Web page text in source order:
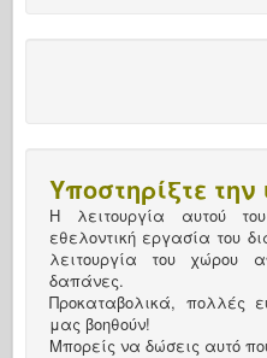
Υποστηρίξτε την
Η λειτουργία αυτού
εθελοντική εργασία του
λειτουργία του χώρου
δαπάνες.
Προκαταβολικά, πολλές
μας βοηθούν!
Μπορείς να δώσεις αυτό